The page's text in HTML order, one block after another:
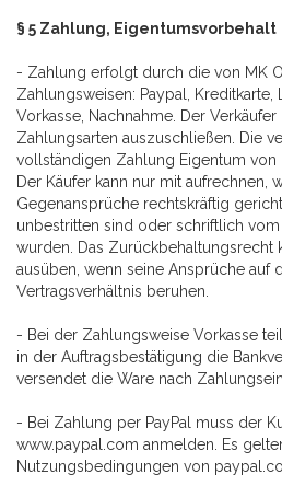
§ 5 Zahlung, Eigentumsvorbehalt
- Zahlung erfolgt durch die von MK
Zahlungsweisen: Paypal, Kreditkarte,
Vorkasse, Nachnahme. Der
Zahlungsarten auszuschließen. Die
vollständigen Zahlung Eigentum von
Der Käufer kann nur mit aufrechnen,
Gegenansprüche rechtskräftig
unbestritten sind oder schriftlich vom
wurden. Das Zurückbehaltungsrecht
ausüben, wenn seine Ansprüche auf
Vertragsverhältnis beruhen.
- Bei der Zahlungsweise Vorkasse
in der Auftragsbestätigung die
versendet die Ware nach
- Bei Zahlung per PayPal muss der
www.paypal.com anmelden. Es
Nutzungsbedingungen von